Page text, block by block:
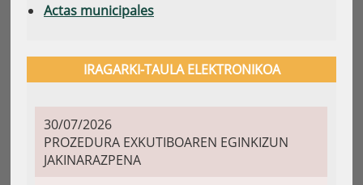
Actas municipales
IRAGARKI-TAULA ELEKTRONIKOA
30/07/2026
PROZEDURA EXKUTIBOAREN EGINKIZUN
JAKINARAZPENA